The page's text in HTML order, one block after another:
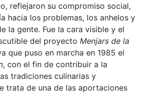
reflejaron su compromiso social,
hacia los problemas, los anhelos y
la gente. Fue la cara visible y el
del proyecto Menjars de la
que puso en marcha en 1985 el
, con el fin de contribuir a la
tradiciones culinarias y
trata de una de las aportaciones